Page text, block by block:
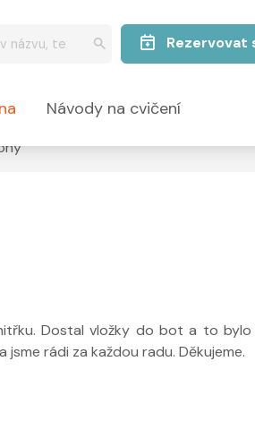
Rezervovat
Návody na cvičení
Dostal vložky do bot a to bylo
jsme rádi za každou radu. Děkujeme.